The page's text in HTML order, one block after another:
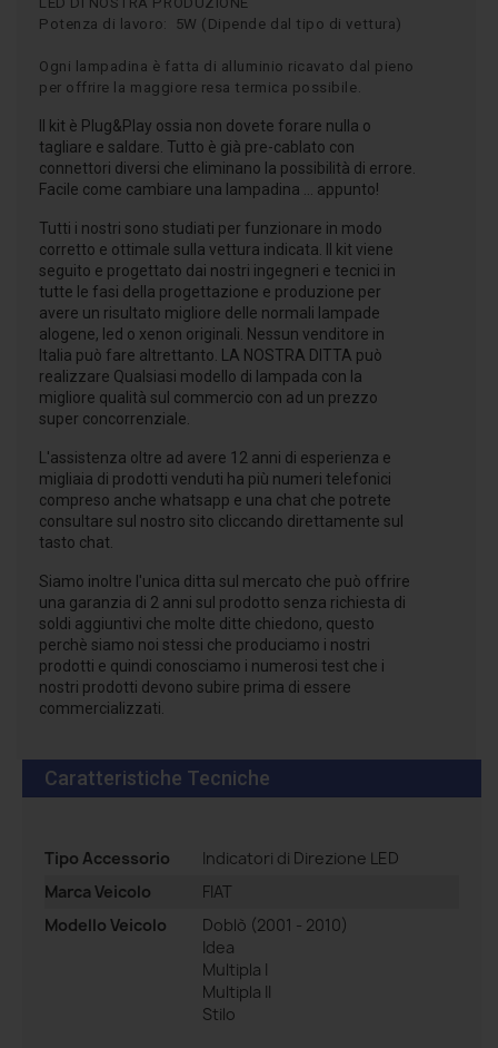
Potenza di lavoro: 5W (Dipende dal tipo di vettura)
Ogni lampadina è fatta di alluminio ricavato dal pieno
per offrire la maggiore resa termica possibile.
Il kit è Plug&Play ossia non dovete forare nulla o
tagliare e saldare. Tutto è già pre-cablato con
connettori diversi che eliminano la possibilità di errore.
Facile come cambiare una lampadina ... appunto!
Tutti i nostri sono studiati per funzionare in modo
corretto e ottimale sulla vettura indicata. Il kit viene
seguito e progettato dai nostri ingegneri e tecnici in
tutte le fasi della progettazione e produzione per
avere un risultato migliore delle normali lampade
alogene, led o xenon originali. Nessun venditore in
Italia può fare altrettanto. LA NOSTRA DITTA può
realizzare Qualsiasi modello di lampada con la
migliore qualità sul commercio con ad un prezzo
super concorrenziale.
L'assistenza oltre ad avere 12 anni di esperienza e
migliaia di prodotti venduti ha più numeri telefonici
compreso anche whatsapp e una chat che potrete
consultare sul nostro sito cliccando direttamente sul
tasto chat.
Siamo inoltre l'unica ditta sul mercato che può offrire
una garanzia di 2 anni sul prodotto senza richiesta di
soldi aggiuntivi che molte ditte chiedono, questo
perchè siamo noi stessi che produciamo i nostri
prodotti e quindi conosciamo i numerosi test che i
nostri prodotti devono subire prima di essere
commercializzati.
Caratteristiche Tecniche
Tipo Accessorio
Indicatori di Direzione LED
Marca Veicolo
FIAT
Modello Veicolo
Doblò (2001 - 2010)
Idea
Multipla I
Multipla II
Stilo